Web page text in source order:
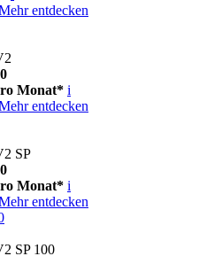
entdecken
Monat* i
entdecken
SP
Monat* i
entdecken
SP 100